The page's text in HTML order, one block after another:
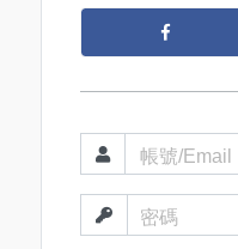
帳號/Email
密碼